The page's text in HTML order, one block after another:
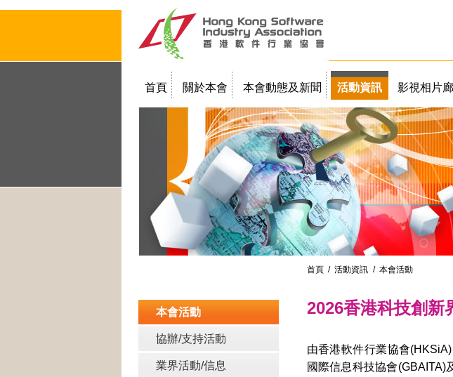
首頁 關於本會 本會動態及新聞 活動資訊 影視相片廊
教學簡報
首頁/ 活動資訊 / 本會活動
本會活動
協辦/支持活動
業界活動/信息
2026香港科技創新
由香港軟件行業協會
國際信息科技協會